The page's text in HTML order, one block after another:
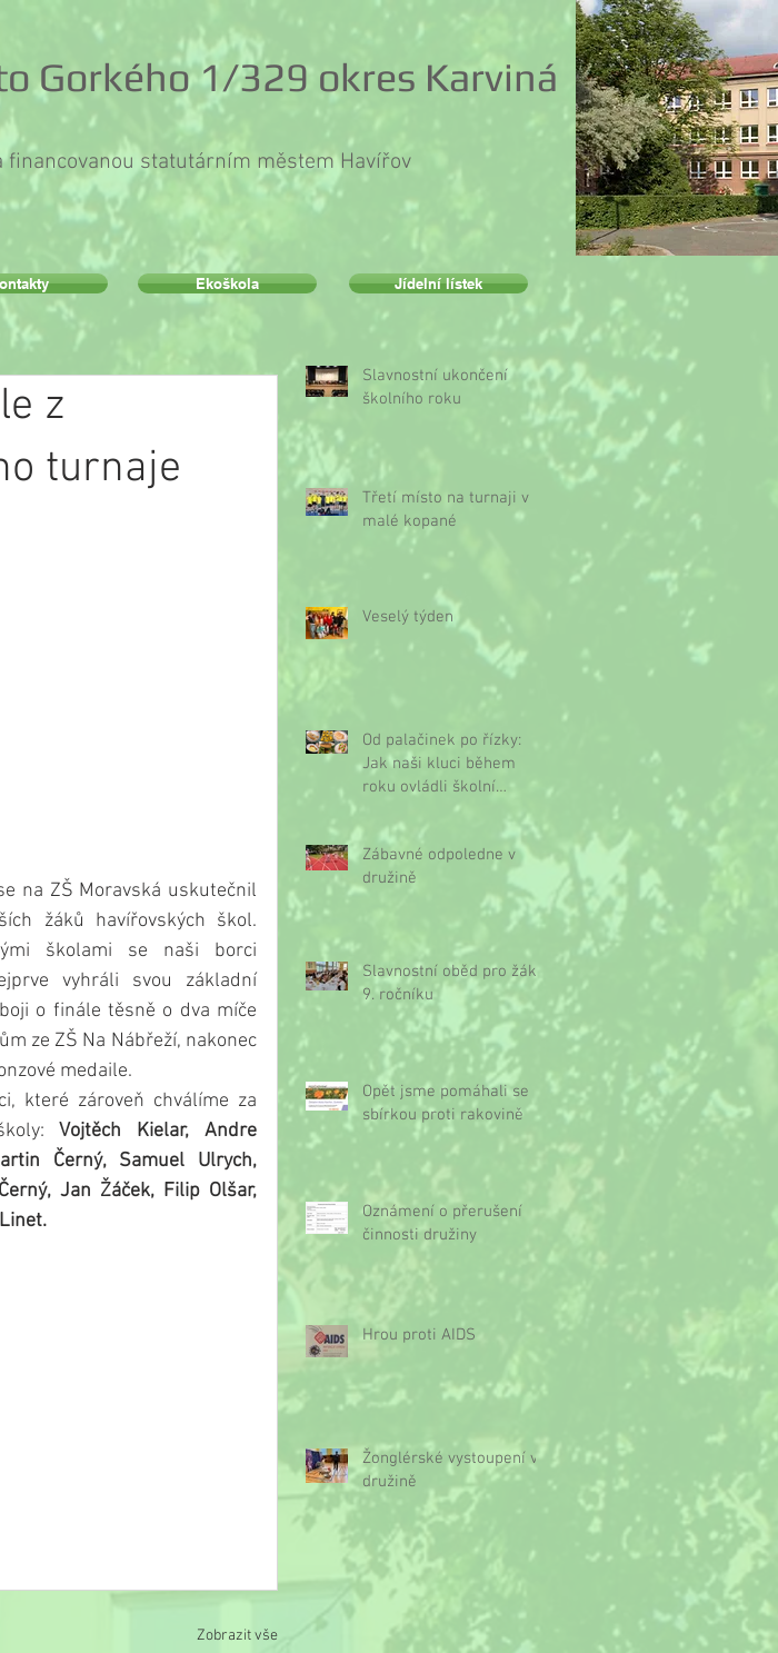
Gorkého 1/329 okres Karviná
statutárním městem Havířov
z
turnaje
žáků havířovských škol.
školami se naši borci
vyhráli svou základní
o finále těsně o dva míče
ze ZŠ Na Nábřeží, nakonec
medaile.
Vojtěch Kielar, Andre
Černý, Samuel Ulrych,
Jan Žáček, Filip Olšar,
Zobrazit vše
Slavnostní ukončení
školního roku
Třetí místo na turnaji v
malé kopané
Veselý týden
Od palačinek po řízky:
Jak naši kluci během
roku ovládli školní
Zábavné odpoledne v
družině
Slavnostní oběd pro žáky
9. ročníku
Opět jsme pomáhali se
sbírkou proti rakovině
Oznámení o přerušení
činnosti družiny
Hrou proti AIDS
Žonglérské vystoupení v
družině
Ekoškola Jídelní lístek